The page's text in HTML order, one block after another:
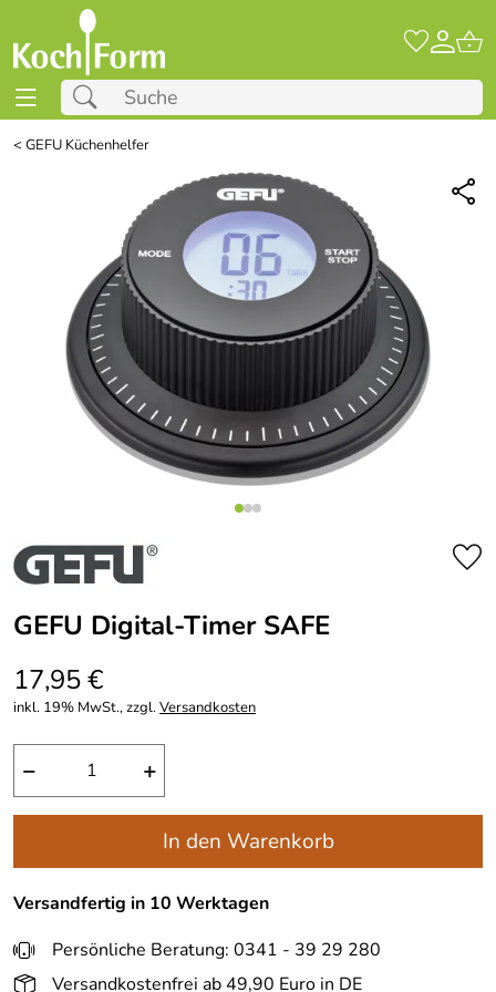
<GEFU Küchenhelfer
GEFU Digital-Timer SAFE
17,95 €
inkl. 19% MwSt., zzgl.Versandkosten
− +
In den Warenkorb
Versandfertig in 10 Werktagen
Persönliche Beratung: 0341 - 39 29 280
Versandkostenfrei ab 49,90 Euro in DE